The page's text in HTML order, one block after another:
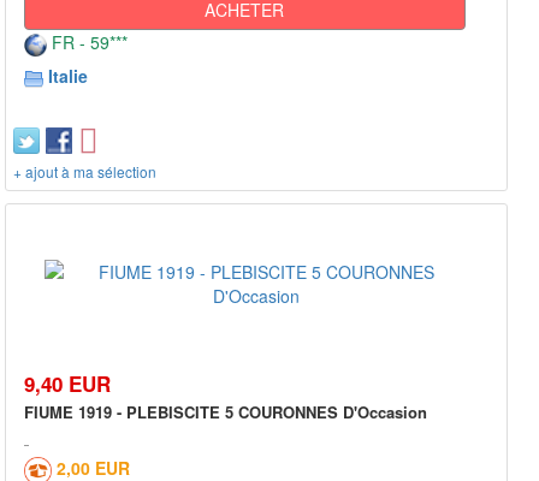
ACHETER
FR - 59***
Italie
+ ajout à ma sélection
9,40 EUR
FIUME 1919 - PLEBISCITE 5 COURONNES D'Occasion
2,00 EUR